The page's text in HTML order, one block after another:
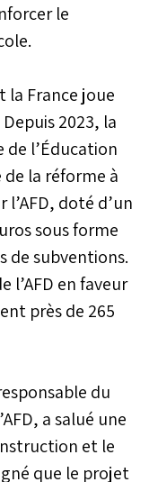
le
la France joue
2023, la
de l’Éducation
la réforme à
doté d’un
sous forme
de subventions.
l’AFD en faveur
près de 265
du
a salué une
et le
que le projet